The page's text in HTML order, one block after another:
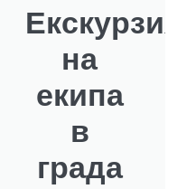
Екскурзия
на
екипа
в
града